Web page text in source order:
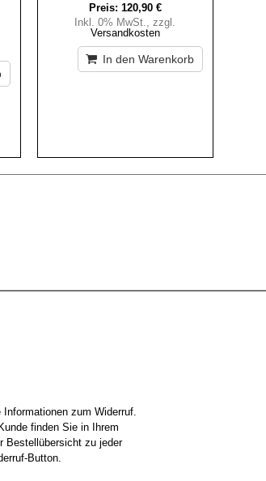
Preis: 120,90 €
Inkl. 0% MwSt.
,zzgl.
Versandkosten
In den Warenkorb
Informationen zum Widerruf.
finden Sie in Ihrem
Bestellübersicht zu jeder
Button.